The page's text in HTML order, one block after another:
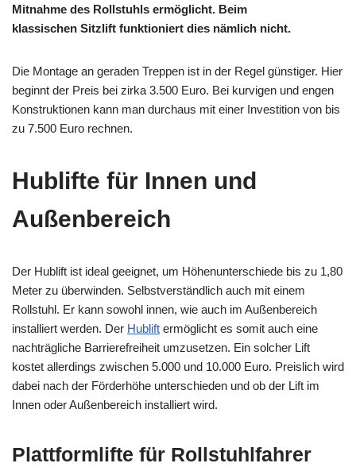
Mitnahme des Rollstuhls ermöglicht. Beim
klassischen Sitzlift funktioniert dies nämlich nicht.
Die Montage an geraden Treppen ist in der Regel günstiger. Hier
beginnt der Preis bei zirka 3.500 Euro. Bei kurvigen und engen
Konstruktionen kann man durchaus mit einer Investition von bis
zu 7.500 Euro rechnen.
Hublifte für Innen und
Außenbereich
Der Hublift ist ideal geeignet, um Höhenunterschiede bis zu 1,80
Meter zu überwinden. Selbstverständlich auch mit einem
Rollstuhl. Er kann sowohl innen, wie auch im Außenbereich
installiert werden. Der Hublift ermöglicht es somit auch eine
nachträgliche Barrierefreiheit umzusetzen. Ein solcher Lift
kostet allerdings zwischen 5.000 und 10.000 Euro. Preislich wird
dabei nach der Förderhöhe unterschieden und ob der Lift im
Innen oder Außenbereich installiert wird.
Plattformlifte für Rollstuhlfahrer